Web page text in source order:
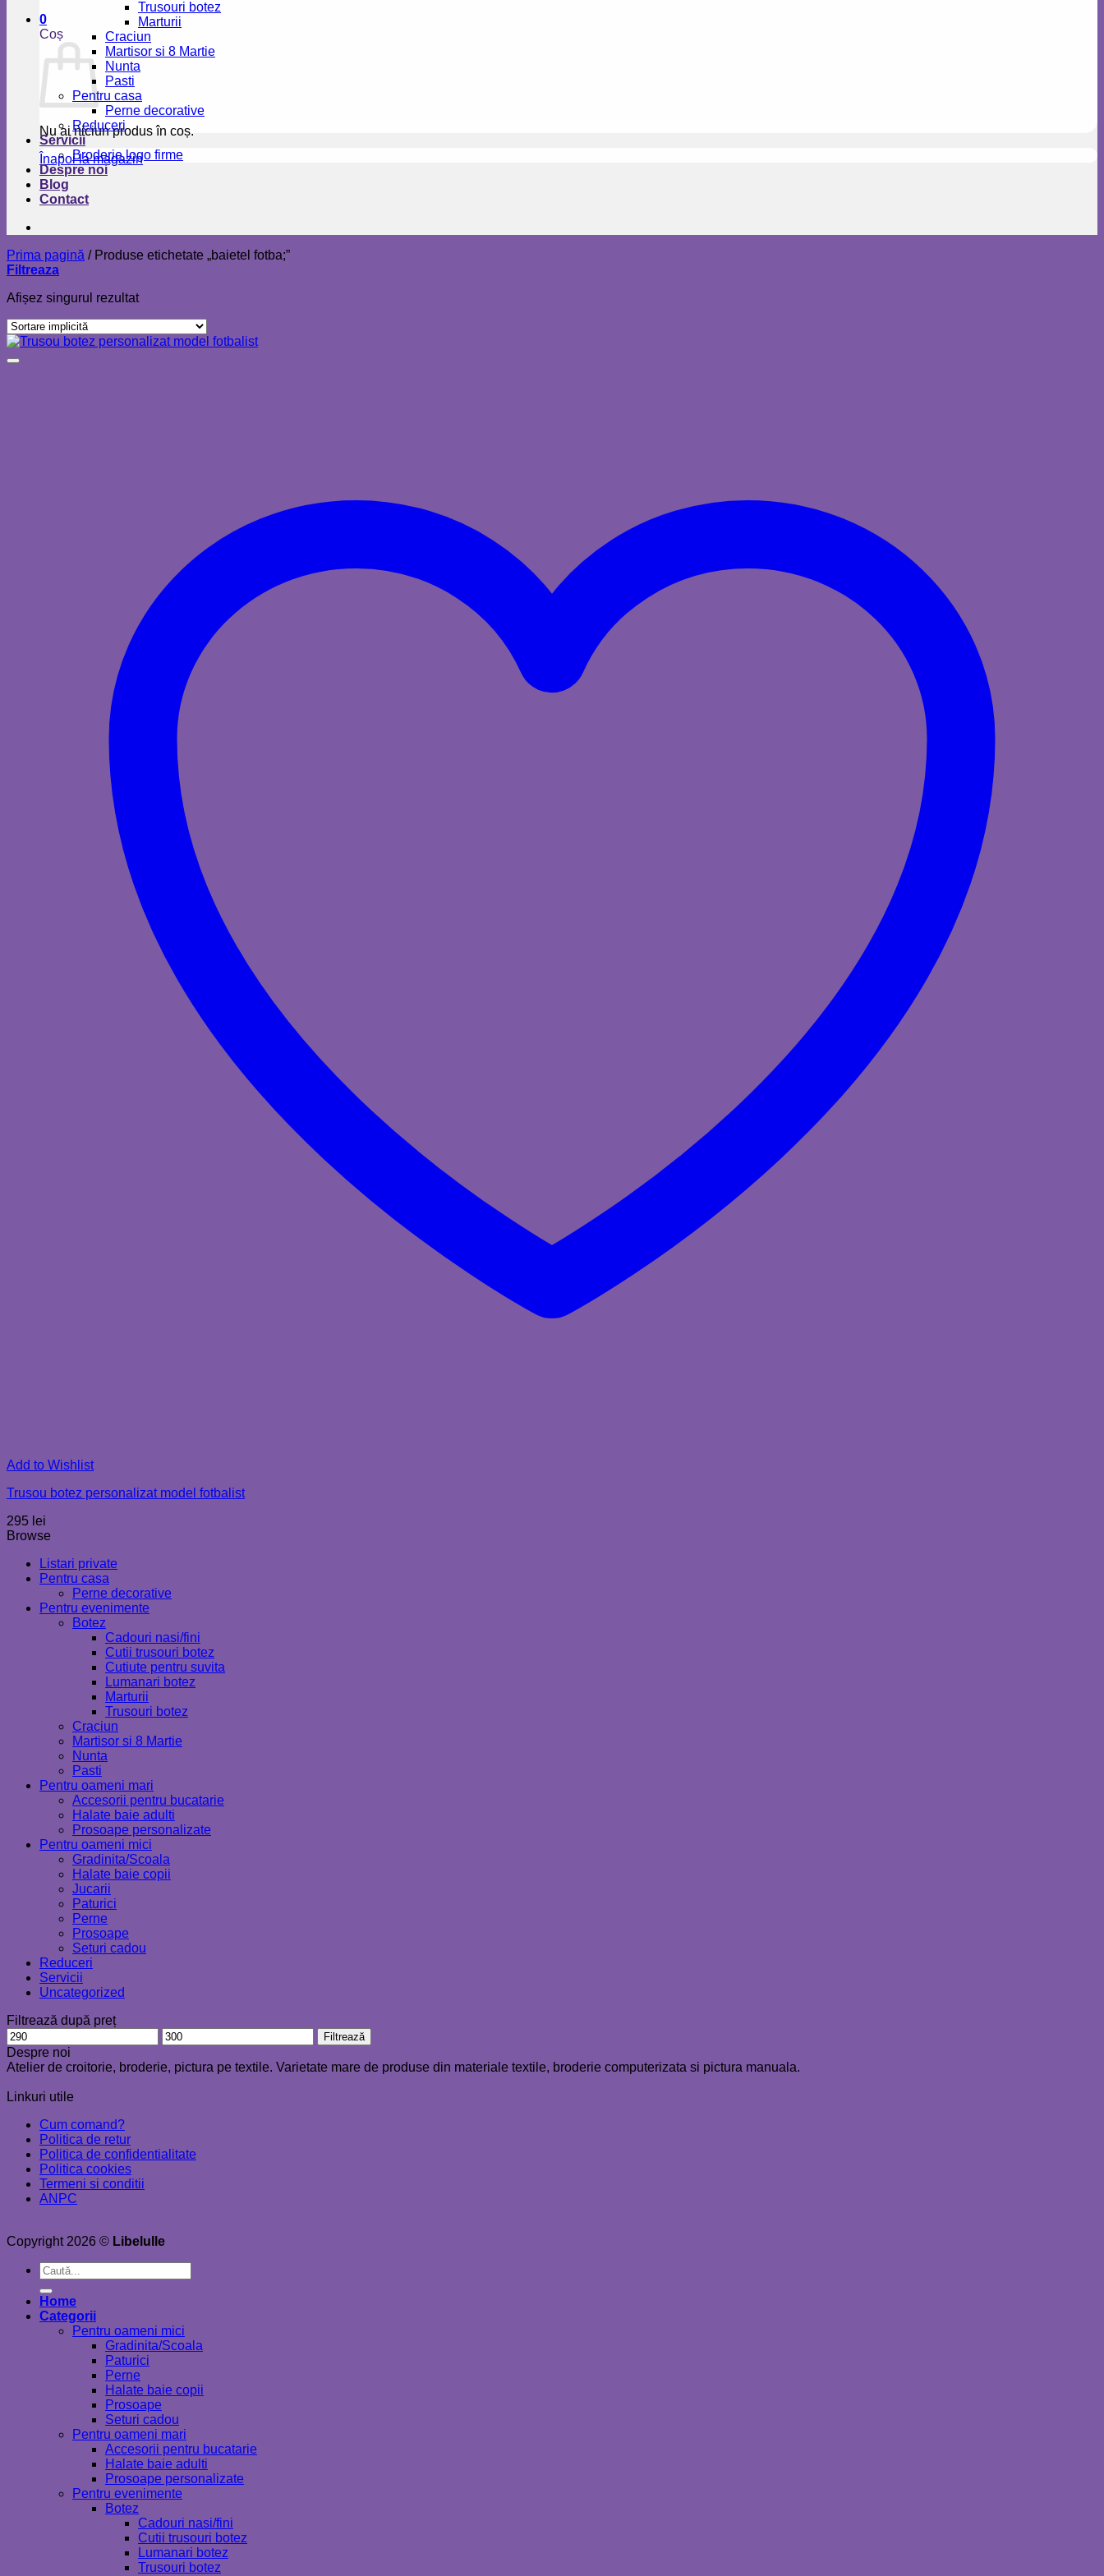
0
Coș
Nu ai niciun produs în coș.
Înapoi la magazin
Trusouri botez
Marturii
Craciun
Martisor si 8 Martie
Nunta
Pasti
Pentru casa
Perne decorative
Reduceri
Servicii
Broderie logo firme
Despre noi
Blog
Contact
Prima pagină /Produse etichetate „baietel fotba;”
Filtreaza
Afișez singurul rezultat
Add to Wishlist
Trusou botez personalizat model fotbalist
295 lei
Browse
Listari private
Pentru casa
Perne decorative
Pentru evenimente
Botez
Cadouri nasi/fini
Cutii trusouri botez
Cutiute pentru suvita
Lumanari botez
Marturii
Trusouri botez
Craciun
Martisor si 8 Martie
Nunta
Pasti
Pentru oameni mari
Accesorii pentru bucatarie
Halate baie adulti
Prosoape personalizate
Pentru oameni mici
Gradinita/Scoala
Halate baie copii
Jucarii
Paturici
Perne
Prosoape
Seturi cadou
Reduceri
Servicii
Uncategorized
Filtrează după preț
Preț
minim
Preț
maxim
Filtrează
Despre noi
Atelier de croitorie, broderie, pictura pe textile. Varietate mare de produse din materiale textile, broderie computerizata si pictura manuala.
Linkuri utile
Cum comand?
Politica de retur
Politica de confidentialitate
Politica cookies
Termeni si conditii
ANPC
Copyright 2026 © Libelulle
Caută
după:
Home
Categorii
Pentru oameni mici
Gradinita/Scoala
Paturici
Perne
Halate baie copii
Prosoape
Seturi cadou
Pentru oameni mari
Accesorii pentru bucatarie
Halate baie adulti
Prosoape personalizate
Pentru evenimente
Botez
Cadouri nasi/fini
Cutii trusouri botez
Lumanari botez
Trusouri botez